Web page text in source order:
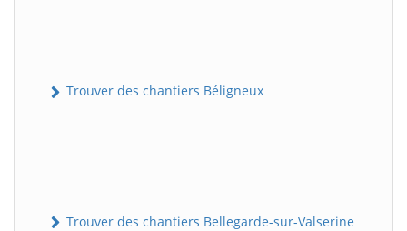
Trouver des chantiers Béligneux
Trouver des chantiers Bellegarde-sur-Valserine